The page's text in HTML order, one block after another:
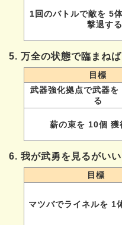
1回のバトルで敵を 5
撃退する
5. 万全の状態で臨まねば
目標
武器強化拠点で武器
る
薪の束を 10個 獲
6. 我が武勇を見るがいい
目標
マツバでライネルを 1